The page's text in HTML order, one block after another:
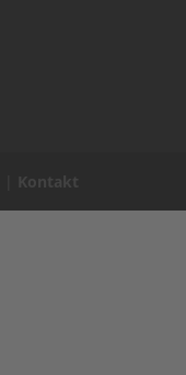
Kontakt